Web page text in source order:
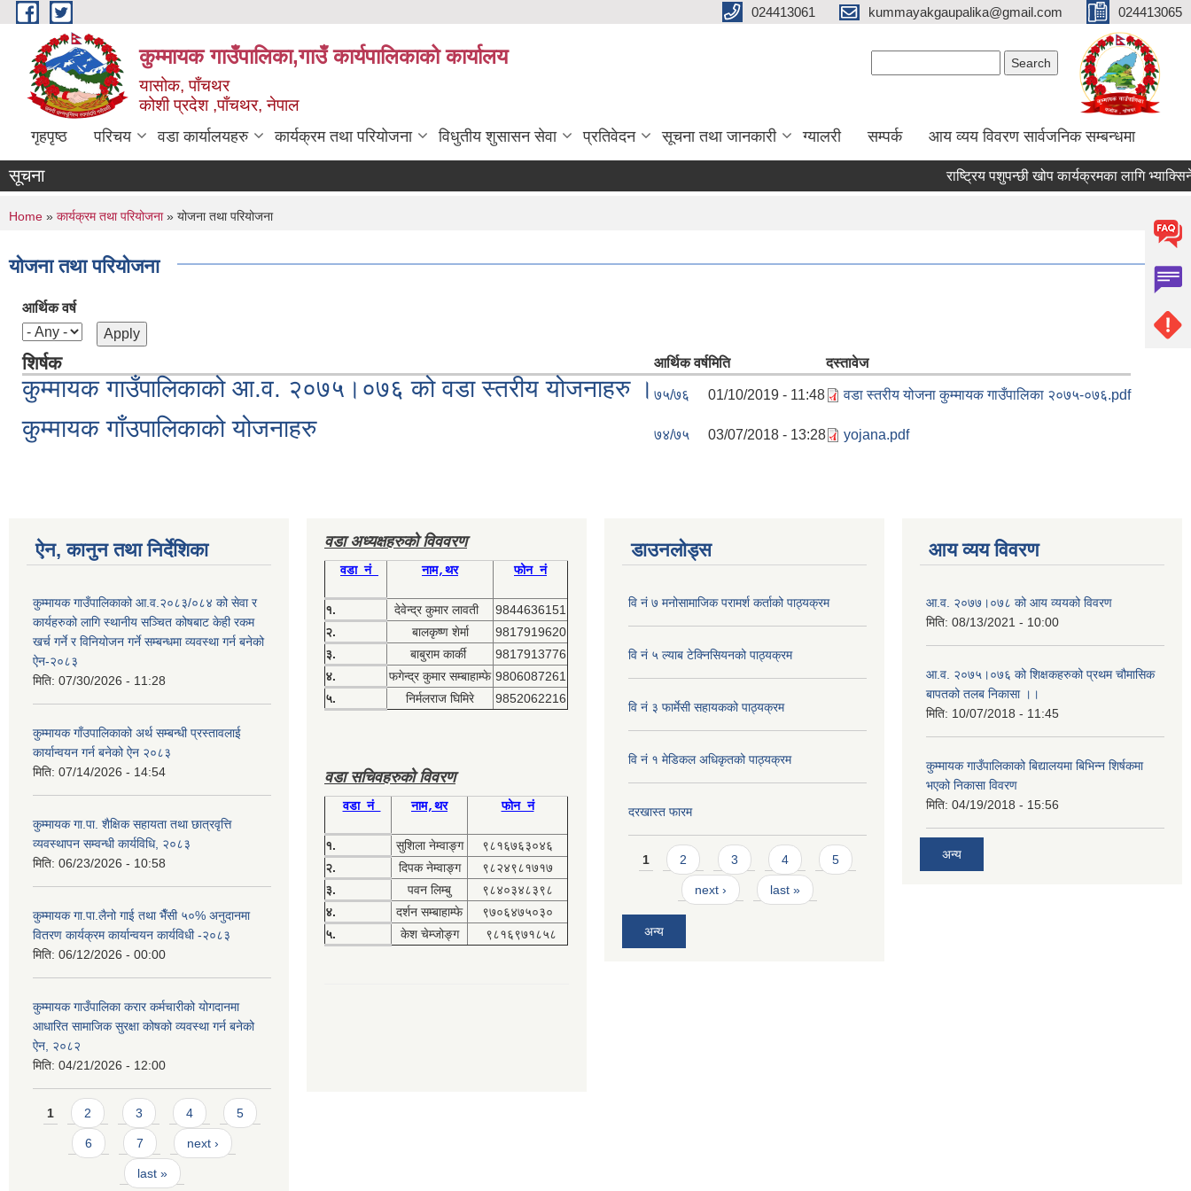
Skip to main content 024413061 kummayakgaupalika@gmail.com 024413065
कुम्मायक गाउँपालिका,गाउँ कार्यपालिकाको कार्यालय
यासोक, पाँचथर
कोशी प्रदेश ,पाँचथर, नेपाल
गृहपृष्ठ परिचय वडा कार्यालयहरु कार्यक्रम तथा परियोजना विधुतीय शुसासन सेवा प्रतिवेदन सूचना तथा जानकारी ग्यालरी सम्पर्क आय व्यय विवरण सार्वजनिक सम्बन्धमा
सूचना राष्ट्रिय पशुपन्छी खोप कार्यक्रमका लागि
You are here
Home » कार्यक्रम तथा परियोजना» योजना तथा परियोजना
योजना तथा परियोजना
आर्थिक वर्ष
शिर्षक आर्थिक वर्षमिति दस्तावेज
कुम्मायक गाउँपालिकाको आ.व. २०७५।०७६ को वडा स्तरीय योजनाहरु । ७५/७६ 01/10/2019 - 11:48 वडा स्तरीय योजना कुम्मायक गाउँपालिका २०७५-०७६.pdf
कुम्मायक गाँउपालिकाको योजनाहरु ७४/७५ 03/07/2018 - 13:28 yojana.pdf
ऐन, कानुन तथा निर्देशिका
कुम्मायक गाउँपालिकाको आ.व.२०८३/०८४ को सेवा र
कार्यहरुको लागि स्थानीय सञ्चित कोषबाट केही रकम
खर्च गर्ने र विनियोजन गर्ने सम्बन्धमा व्यवस्था गर्न बनेको
ऐन-२०८३
मिति: 07/30/2026 - 11:28
कुम्मायक गाँउपालिकाको अर्थ सम्बन्धी प्रस्तावलाई
कार्यान्वयन गर्न बनेको ऐन २०८३
मिति: 07/14/2026 - 14:54
कुम्मायक गा.पा. शैक्षिक सहायता तथा छात्रवृत्ति
व्यवस्थापन सम्वन्धी कार्यविधि, २०८३
मिति: 06/23/2026 - 10:58
कुम्मायक गा.पा.लैनो गाई तथा भैँसी ५०% अनुदानमा
वितरण कार्यक्रम कार्यान्वयन कार्यविधी -२०८३
मिति: 06/12/2026 - 00:00
कुम्मायक गाउँपालिका करार कर्मचारीको योगदानमा
आधारित सामाजिक सुरक्षा कोषको व्यवस्था गर्न बनेको
ऐन, २०८२
मिति: 04/21/2026 - 12:00
Pages
1 2 3 4 5
6 7 next ›
last »
वडा अध्यक्षहरुको विववरण
वडा नं नाम,थर फोन नं
१. देवेन्द्र कुमार लावती
9844636151
२.
बालकृष्ण शेर्मा
9817919620
३.
बाबुराम कार्की
9817913776
४.
फगेन्द्र कुमार सम्बाहाम्फे 9806087261
५.
निर्मलराज घिमिरे 9852062216
वडा सचिवहरुको विवरण
वडा नं नाम,थर फोन नं
१. सुशिला नेम्वाङ्ग
९८१६७६३०४६
२.
दिपक नेम्वाङ्ग
९८२४९८१७१७
३.
पवन लिम्बु
९८४०३४८३९८
४.
दर्शन सम्बाहाम्फे
९७०६४७५०३०
५.
केश चेम्जोङ्ग ९८१६९७१८५८
डाउनलोड्स
वि नं ७ मनोसामाजिक परामर्श कर्ताको पाठ्यक्रम
वि नं ५ ल्याब टेक्निसियनको पाठ्यक्रम
वि नं ३ फार्मेसी सहायकको पाठ्यक्रम
वि नं १ मेडिकल अधिकृतको पाठ्यक्रम
दरखास्त फारम
Pages
1 2 3 4 5
next › last »
अन्य
आय व्यय विवरण
आ.व. २०७७।०७८ को आय व्ययको विवरण
मिति: 08/13/2021 - 10:00
आ.व. २०७५।०७६ को शिक्षकहरुको प्रथम चौमासिक
बापतको तलब निकासा ।।
मिति: 10/07/2018 - 11:45
कुम्मायक गाउँपालिकाको बिद्यालयमा बिभिन्न शिर्षकमा
भएको निकासा विवरण
मिति: 04/19/2018 - 15:56
अन्य